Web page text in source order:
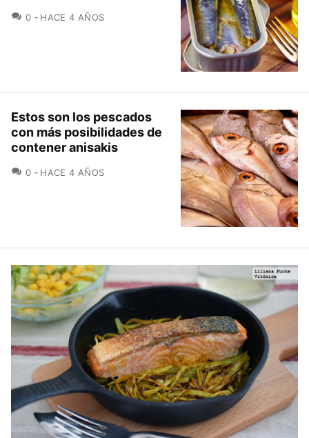
0 COMENTARIOS
HACE 4 AÑOS
Estos son los pescados
con más posibilidades de
contener anisakis
0 COMENTARIOS
HACE 4 AÑOS